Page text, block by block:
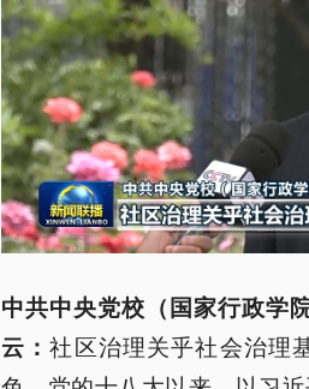
中共中央党校（国家行政学
云：社区治理关乎社会治理